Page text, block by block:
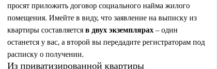
просят приложить договор социального найма жилого
помещения. Имейте в виду, что заявление на выписку из
квартиры составляется в двух экземплярах – один
останется у вас, а второй вы передадите регистраторам под
расписку о получении.
Из приватизированной квартиры